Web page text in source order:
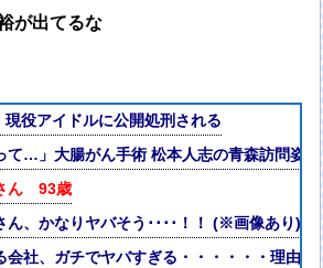
が出てるな
役アイドルに公開処刑される
て…」大腸がん手術 松本人志の青森訪問姿
ん 93歳
ん、かなりヤバそう････！！ (※画像あり)
会社、ガチでヤバすぎる・・・・・・理由